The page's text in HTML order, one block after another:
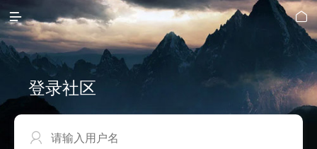
 
登录社区
